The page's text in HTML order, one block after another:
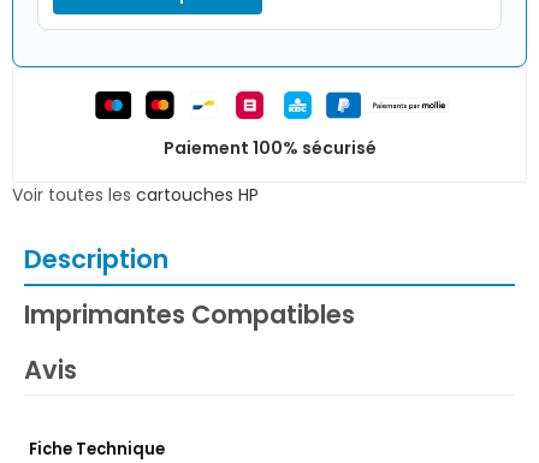
Paiement 100% sécurisé
Voir toutes les cartouches HP
Description
Imprimantes Compatibles
Avis
Fiche Technique